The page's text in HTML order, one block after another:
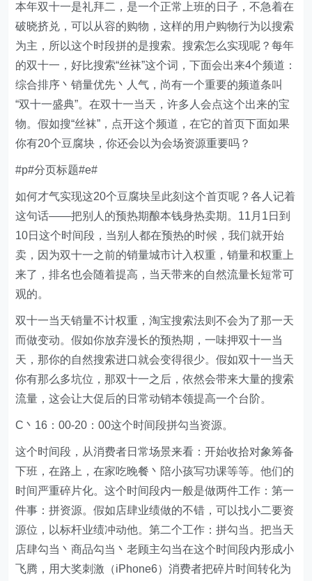
本年双十一是礼拜二，是一个正常上班的日子，不急着在
破晓挤兑，可以从容的购物，这样的用户购物行为以搜索
为主，所以这个时段拼的是搜索。搜索怎么实现呢？每年
的双十一，好比搜索“丝袜”这个词，下面会出来4个频道：
综合排序丶销量优先丶人气，尚有一个重要的频道条叫
“双十一盛典”。在双十一当天，许多人会点这个出来的宝
物。假如搜“丝袜”，点开这个频道，在它的首页下面如果
你有20个豆腐块，你还会以为会场资源重要吗？
#p#分页标题#e#
如何才气实现这20个豆腐块呈此刻这个首页呢？各人记着
这句话——把别人的预热期酿本钱身热卖期。11月1日到
10日这个时间段，当别人都在预热的时候，我们就开始
卖，因为双十一之前的销量城市计入权重，销量和权重上
来了，排名也会随着提高，当天带来的自然流量长短常可
观的。
双十一当天销量不计权重，淘宝搜索法则不会为了那一天
而做变动。假如你放弃漫长的预热期，一味押双十一当
天，那你的自然搜索进口就会变得很少。假如双十一当天
你有那么多坑位，那双十一之后，依然会带来大量的搜索
流量，这会让大促后的日常动销本领提高一个台阶。
C丶16：00-20：00这个时间段拼勾当资源。
这个时间段，从消费者日常场景来看：开始收拾对象筹备
下班，在路上，在家吃晚餐丶陪小孩写功课等等。他们的
时间严重碎片化。这个时间段内一般是做两件工作：第一
件事：拼资源。假如店肆业绩做的不错，可以找小二要资
源位，以标杆业绩冲动他。第二个工作：拼勾当。把当天
店肆勾当丶商品勾当丶老顾主勾当在这个时间段内形成小
飞腾，用大奖刺激（iPhone6）消费者把碎片时间转化为